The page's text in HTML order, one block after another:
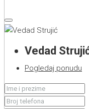
Vedad
Pogledaj ponudu